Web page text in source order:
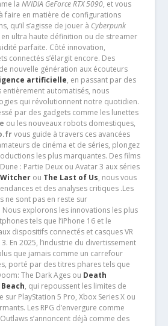
la NVIDIA GeForce RTX 5090, et vous
faire en matière de configurations
qu’il s’agisse de jouer à Cyberpunk
ultra haute définition ou de streamer
parfaite. Côté innovation,
connectés s’élargit encore. Des
nouvelle génération aux écouteurs
artificielle, en passant par des
automatisés, nous
qui révolutionnent notre quotidien.
par des gadgets comme les lunettes
ou les nouveaux robots domestiques,
vous guide à travers ces avancées
de cinéma et de séries, plongez
les plus marquantes. Des films
: Partie Deux ou Avatar 3 aux séries
ou The Last of Us, nous vous
et des analyses critiques .Les
ne sont pas en reste sur
explorons les innovations les plus
tels que l’iPhone 16 et le
dispositifs connectés et casques VR
En 2025, l’industrie du divertissement
que jamais comme un carrefour
porté par des titres phares tels que
The Dark Ages ou Death
, qui repoussent les limites de
sur PlayStation 5 Pro, Xbox Series X ou
Les RPG d’envergure comme
s’annoncent déjà comme des